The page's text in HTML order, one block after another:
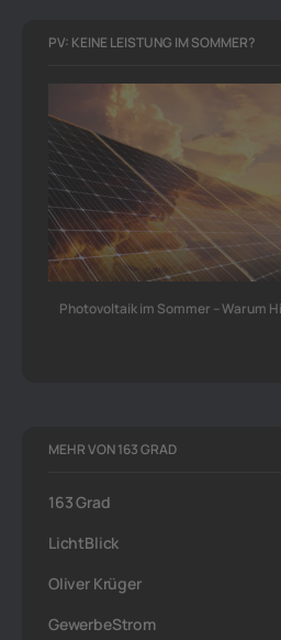
PV: KEINE LEISTUNG IM SOMMER?
Photovoltaik im Sommer – Warum
MEHR VON 163 GRAD
163 Grad
LichtBlick
Oliver Krüger
GewerbeStrom